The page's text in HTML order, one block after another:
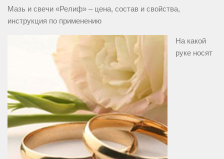
Мазь и свечи «Релиф» – цена, состав и свойства,
инструкция по применению
На какой
руке носят